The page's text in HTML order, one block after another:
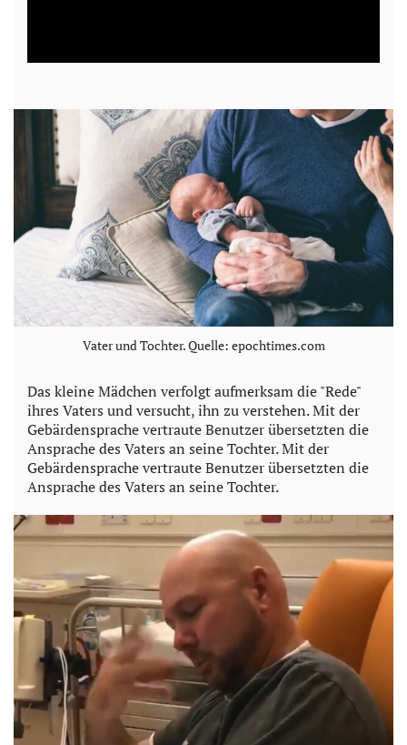
a
y
V
i
d
e
o
Vater und Tochter. Quelle: epochtimes.com
Das kleine Mädchen verfolgt aufmerksam die "Rede"
ihres Vaters und versucht, ihn zu verstehen. Mit der
Gebärdensprache vertraute Benutzer übersetzten die
Ansprache des Vaters an seine Tochter. Mit der
Gebärdensprache vertraute Benutzer übersetzten die
Ansprache des Vaters an seine Tochter.